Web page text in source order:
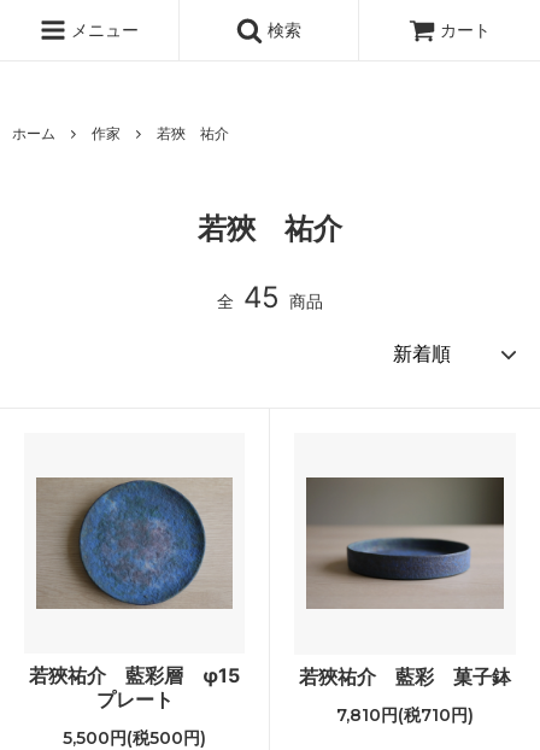
メニュー
検索 カート
ホーム 作家 若狹 祐介
若狹 祐介
全 45 商品
若狹祐介 藍彩層 φ15
プレート
5,500円(税500円)
若狹祐介 藍彩 菓子鉢
7,810円(税710円)